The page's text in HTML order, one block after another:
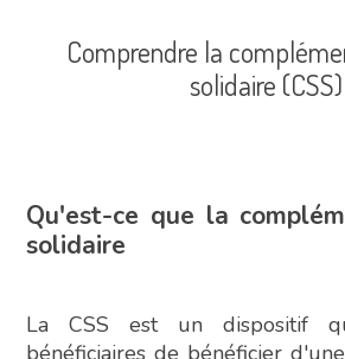
Comprendre la
solidaire (CSS)
Qu'est-ce que la
solidaire
La CSS est un dispositif
bénéficiaires de bénéficier